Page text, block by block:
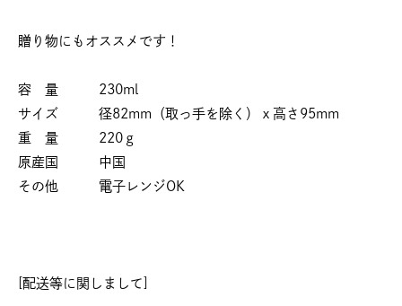
贈り物にもオススメです！
容 量 230ml
サイズ 径82mm（取っ手を除く）ｘ高さ95mm
重 量 220ｇ
原産国 中国
その他 電子レンジOK
[配送等に関しまして]